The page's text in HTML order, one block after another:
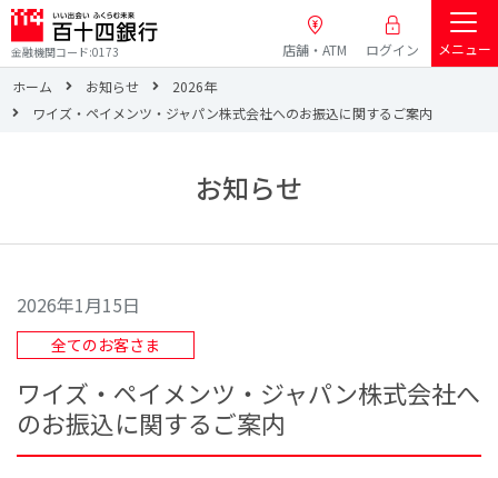
金融機関コード:0173 店舗・ATM ログイン
メニュー
ホーム
お知らせ
2026年
ワイズ・ペイメンツ・ジャパン株式会社へのお振込に関するご案内
お知らせ
2026年1月15日
全てのお客さま
ワイズ・ペイメンツ・ジャパン株式会社へ
のお振込に関するご案内